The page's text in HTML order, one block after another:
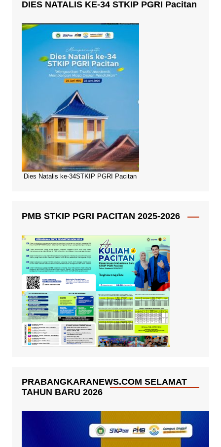
DIES NATALIS KE-34 STKIP PGRI Pacitan
Dies Natalis ke-34STKIP PGRI Pacitan
PMB STKIP PGRI PACITAN 2025-2026
PRABANGKARANEWS.COM SELAMAT
TAHUN BARU 2026